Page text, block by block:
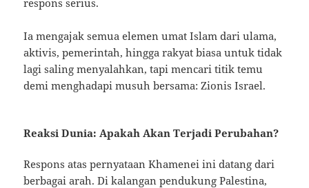
Ia mengajak semua elemen umat Islam dari ulama,
aktivis, pemerintah, hingga rakyat biasa untuk tidak
lagi saling menyalahkan, tapi mencari titik temu
demi menghadapi musuh bersama: Zionis Israel.
Reaksi Dunia: Apakah Akan Terjadi Perubahan?
Respons atas pernyataan Khamenei ini datang dari
berbagai arah. Di kalangan pendukung Palestina,